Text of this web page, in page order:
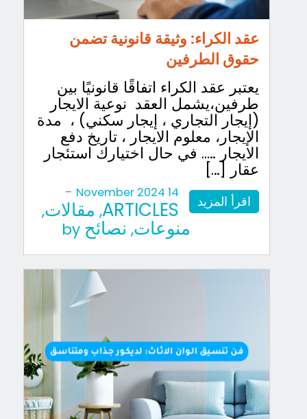
عقد الكراء: وثيقة قانونية تضمن
حقوق الطرفين
يعتبر عقد الكراء اتفاقًا قانونيًا بين
طرفين،يشمل العقد نوعية الايجار
(إيجار التجاري ، إيجار سكني) ، مدة
الإيجار، معلوم الايجار ، تاريخ دفع
الايجار ….. في حال اختيارك استئجار
عقار […]
اقرأ المزيد
14 November 2024
-
ARTICLES
, مقالات,
منوعات, نصائح by